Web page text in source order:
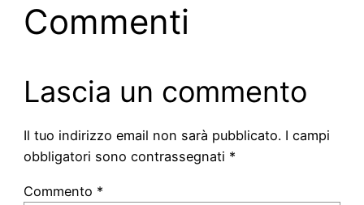
Commenti
Lascia un commento
Il tuo indirizzo email non sarà pubblicato. I campi
obbligatori sono contrassegnati *
Commento *